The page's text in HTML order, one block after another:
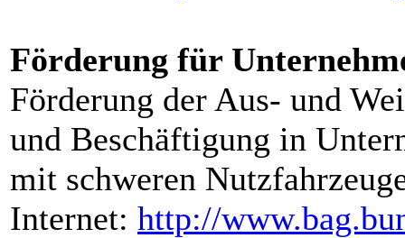
Förderung für
Förderung der Aus- und
und Beschäftigung in
mit schweren
Internet: http://